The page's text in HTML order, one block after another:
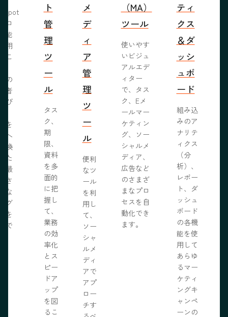
ロ
能
用
こ
の
者
び
を
へ
換
た
最
さ
な
グ
を
で
ト
管
理
ツ
ー
ル
タス
ク、
期
限、
資料
を多
面的
に把
握し
て、
業務
の効
率化
とス
ピー
ドア
ップ
を図
るこ
メ
デ
ィ
ア
管
理
ツ
ー
ル
便利
なツ
ール
を利
用し
て、
ソー
シャ
ルメ
ディ
アで
アプ
ロー
チす
（MA）
ツール
使いやす
いビジュ
アルエデ
ィター
で、タス
ク、Eメ
ールマー
ケティン
グ、ソー
シャルメ
ディア、
広告など
のさまざ
まなプロ
セスを自
動化でき
ます。
ティ
クス
＆ダ
ッシ
ュボ
ード
組み込
みのア
ナリテ
ィクス
（分
析）、
レポー
ト、ダ
ッシュ
ボード
の各機
能を使
用して
あらゆ
るマー
ケティ
ングキ
ャンペ
ーンの